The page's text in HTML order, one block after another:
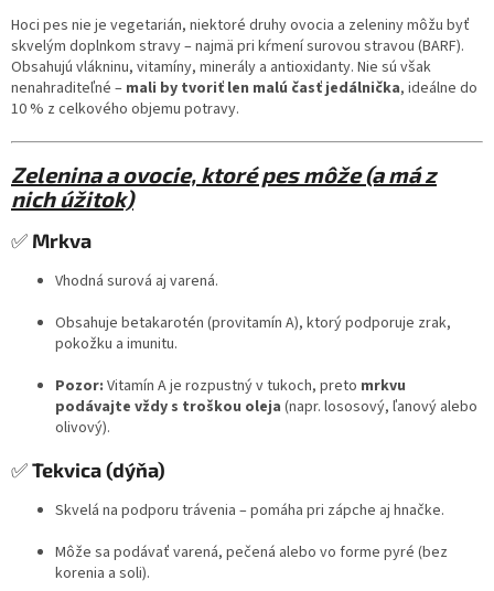
Hoci pes nie je vegetarián, niektoré druhy ovocia a zeleniny môžu byť
skvelým doplnkom stravy – najmä pri kŕmení surovou stravou (BARF).
Obsahujú vlákninu, vitamíny, minerály a antioxidanty. Nie sú však
nenahraditeľné – mali by tvoriť len malú časť jedálnička, ideálne do
10 % z celkového objemu potravy.
Zelenina a ovocie, ktoré pes môže (a má z
nich úžitok)
✅ Mrkva
Vhodná surová aj varená.
Obsahuje betakarotén (provitamín A), ktorý podporuje zrak,
pokožku a imunitu.
Pozor: Vitamín A je rozpustný v tukoch, preto mrkvu
podávajte vždy s troškou oleja (napr. lososový, ľanový alebo
olivový).
✅Tekvica (dýňa)
Skvelá na podporu trávenia – pomáha pri zápche aj hnačke.
Môže sa podávať varená, pečená alebo vo forme pyré (bez
korenia a soli).